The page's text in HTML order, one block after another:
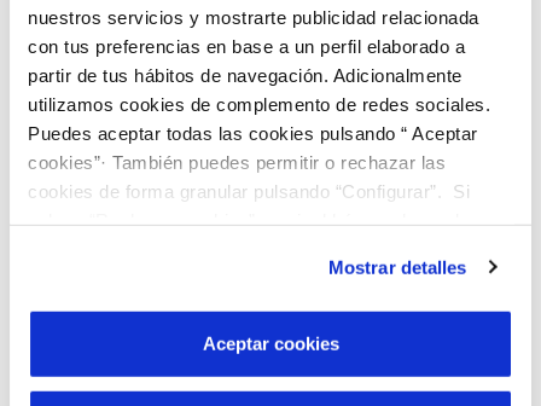
nuestros servicios y mostrarte publicidad relacionada
con tus preferencias en base a un perfil elaborado a
partir de tus hábitos de navegación. Adicionalmente
utilizamos cookies de complemento de redes sociales.
Puedes aceptar todas las cookies pulsando “ Aceptar
cookies”· También puedes permitir o rechazar las
cookies de forma granular pulsando “Configurar”. Si
son indispensables para que el sitio web funcione y que
por tanto no se pueden desactivar. Puedes consultar
más información en nuestraPolítica de Cookies
Mostrar detalles
Aceptar cookies
empresa de los resultados de su gestión, y en el
que se establecerán los canales de comunicación
necesarios para dar respuesta a las demandas de
información de la misma.
EMPRESA Y ORGANIZACIÓN
CONTRATOS Y SUBVENCIONES
RELACIÓN CON LA CIUDADANÍA